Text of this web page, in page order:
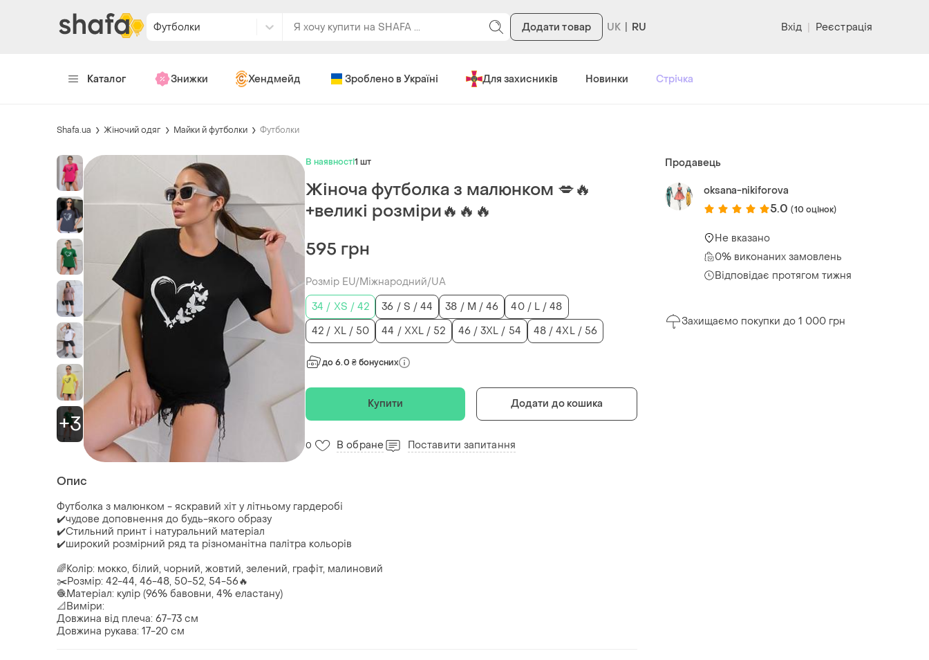
Футболки Додати товар RU Вхід | Реєстрація
Каталог Знижки Хендмейд Зроблено в Україні Для захисників Новинки Стрічка
Shafa.ua Жіночий одяг Майки й футболки Футболки
+3
В наявності1 шт
Жіноча футболка з малюнком 💋🔥
+великі розміри🔥🔥🔥
595 грн
Розмір EU/Міжнародний/UA
34 / XS / 42
36 / S / 44 38 / M / 46
40 / L / 48
42 / XL / 50
44 / XXL / 52 46 / 3XL / 54 48 / 4XL / 56
до 6.0 ₴ бонусних
Купити Додати до кошика
0 В обране Поставити запитання
Опис
Футболка з малюнком - яскравий хіт у літньому гардеробі
✔️чудове доповнення до будь-якого образу
✔️Стильний принт і натуральний матеріал
✔️широкий розмірний ряд та різноманітна палітра кольорів
🌈Колір: мокко, білий, чорний, жовтий, зелений, графіт, малиновий
✂️Розмір: 42-44, 46-48, 50-52, 54-56🔥
🧶Матеріал: кулір (96% бавовни, 4% еластану)
📐Виміри:
Довжина від плеча: 67-73 см
Довжина рукава: 17-20 см
Продавець
oksana-nikiforova
5.0 (10 оцінок)
Не вказано
0% виконаних замовлень
Відповідає протягом тижня
Захищаємо покупки до 1 000 грн